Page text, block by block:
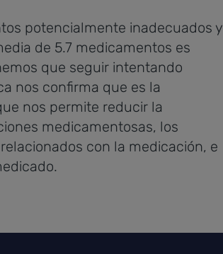
potencialmente inadecuados y
de 5.7 medicamentos es
que seguir intentando
nos confirma que es la
nos permite reducir la
medicamentosas, los
con la medicación, e